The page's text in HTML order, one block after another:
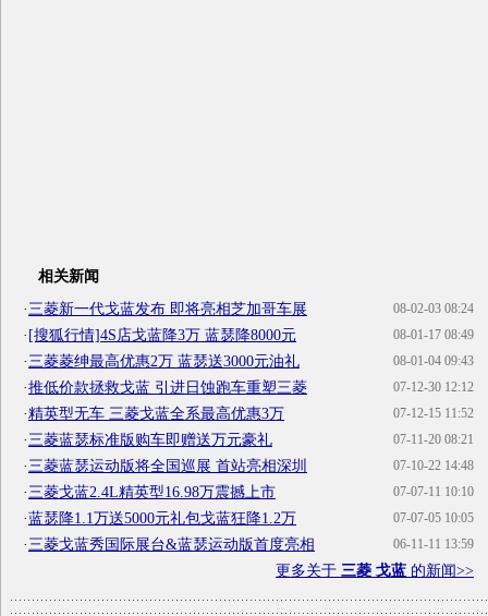
相关新闻
08-02-03 08:24
·三菱新一代戈蓝发布 即将亮相芝加哥车展
08-01-17 08:49
·[搜狐行情]4S店戈蓝降3万 蓝瑟降8000元
08-01-04 09:43
·三菱菱绅最高优惠2万 蓝瑟送3000元油礼
07-12-30 12:12
·推低价款拯救戈蓝 引进日蚀跑车重塑三菱
07-12-15 11:52
·精英型无车 三菱戈蓝全系最高优惠3万
07-11-20 08:21
·三菱蓝瑟标准版购车即赠送万元豪礼
07-10-22 14:48
·三菱蓝瑟运动版将全国巡展 首站亮相深圳
07-07-11 10:10
·三菱戈蓝2.4L精英型16.98万震撼上市
07-07-05 10:05
·蓝瑟降1.1万送5000元礼包戈蓝狂降1.2万
06-11-11 13:59
·三菱戈蓝秀国际展台&蓝瑟运动版首度亮相
更多关于 三菱 戈蓝 的新闻>>